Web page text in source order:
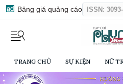
Bảng giá quảng cáo ISSN:
TRANG CHỦ SỰ KIỆN NỮ